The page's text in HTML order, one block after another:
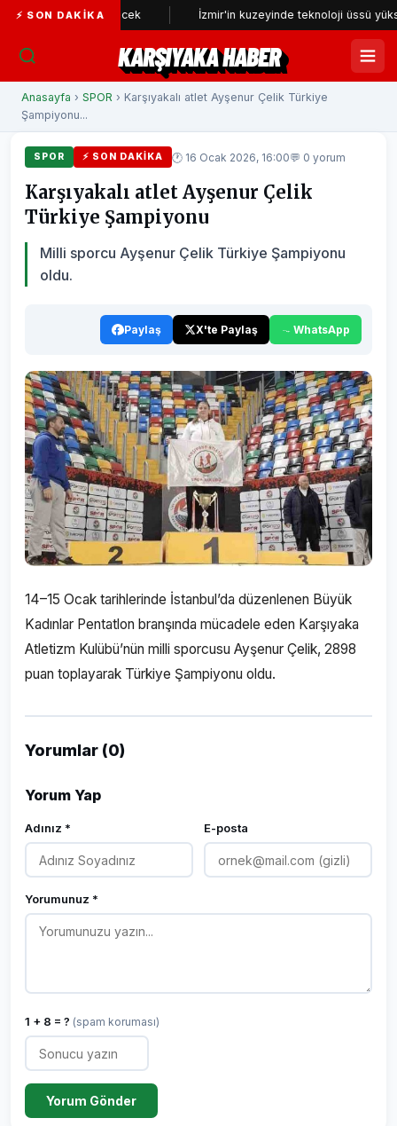
⚡ SON DAKIKA
incelenecek İzmir'in kuzeyinde teknoloji üssü yükseliyor
KARŞIYAKA HABER
Anasayfa › SPOR › Karşıyakalı atlet Ayşenur Çelik Türkiye
Şampiyonu...
SPOR ⚡ SON DAKIKA 🕐 16 Ocak 2026, 16:00💬 0 yorum
Karşıyakalı atlet Ayşenur Çelik
Türkiye Şampiyonu
Milli sporcu Ayşenur Çelik Türkiye Şampiyonu
oldu.
Paylaş X'te Paylaş WhatsApp
14–15 Ocak tarihlerinde İstanbul’da düzenlenen Büyük
Kadınlar Pentatlon branşında mücadele eden Karşıyaka
Atletizm Kulübü’nün milli sporcusu Ayşenur Çelik, 2898
puan toplayarak Türkiye Şampiyonu oldu.
Yorumlar (0)
Yorum Yap
Adınız * E-posta
Yorumunuz *
1 + 8 = ? (spam koruması)
Yorum Gönder